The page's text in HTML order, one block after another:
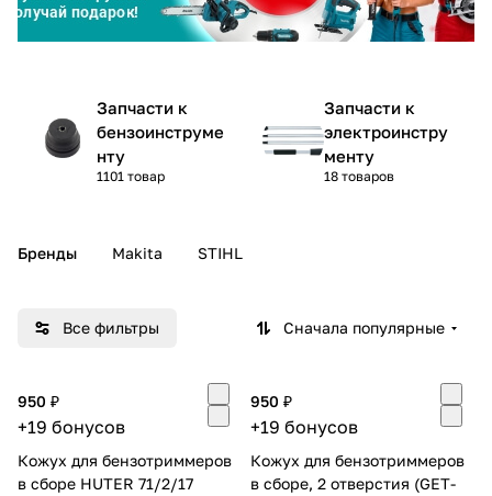
Запчасти к
бензоинструме
нту
1101 товар
Запчасти к
электроинстру
менту
18 товаров
Бренды Makita STIHL
Все фильтры Сначала популярные
950 ₽
+19 бонусов
Кожух для бензотриммеров
в сборе HUTER 71/2/17
950 ₽
+19 бонусов
Кожух для бензотриммеров
в сборе, 2 отверстия (GET-
Сегодня
25
Добавляйте товары
Оплачивайте сегодня только
Получайте товар
выбранный способом